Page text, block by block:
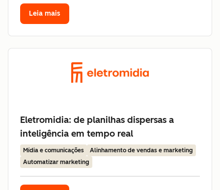
Leia mais
Eletromidia: de planilhas dispersas a
inteligência em tempo real
Mídia e comunicações
Alinhamento de vendas e marketing
Automatizar marketing